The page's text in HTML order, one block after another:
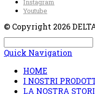
Instagram
Youtube
© Copyright 2026
Quick Navigation
HOME
I NOSTRI
LA NOSTRA